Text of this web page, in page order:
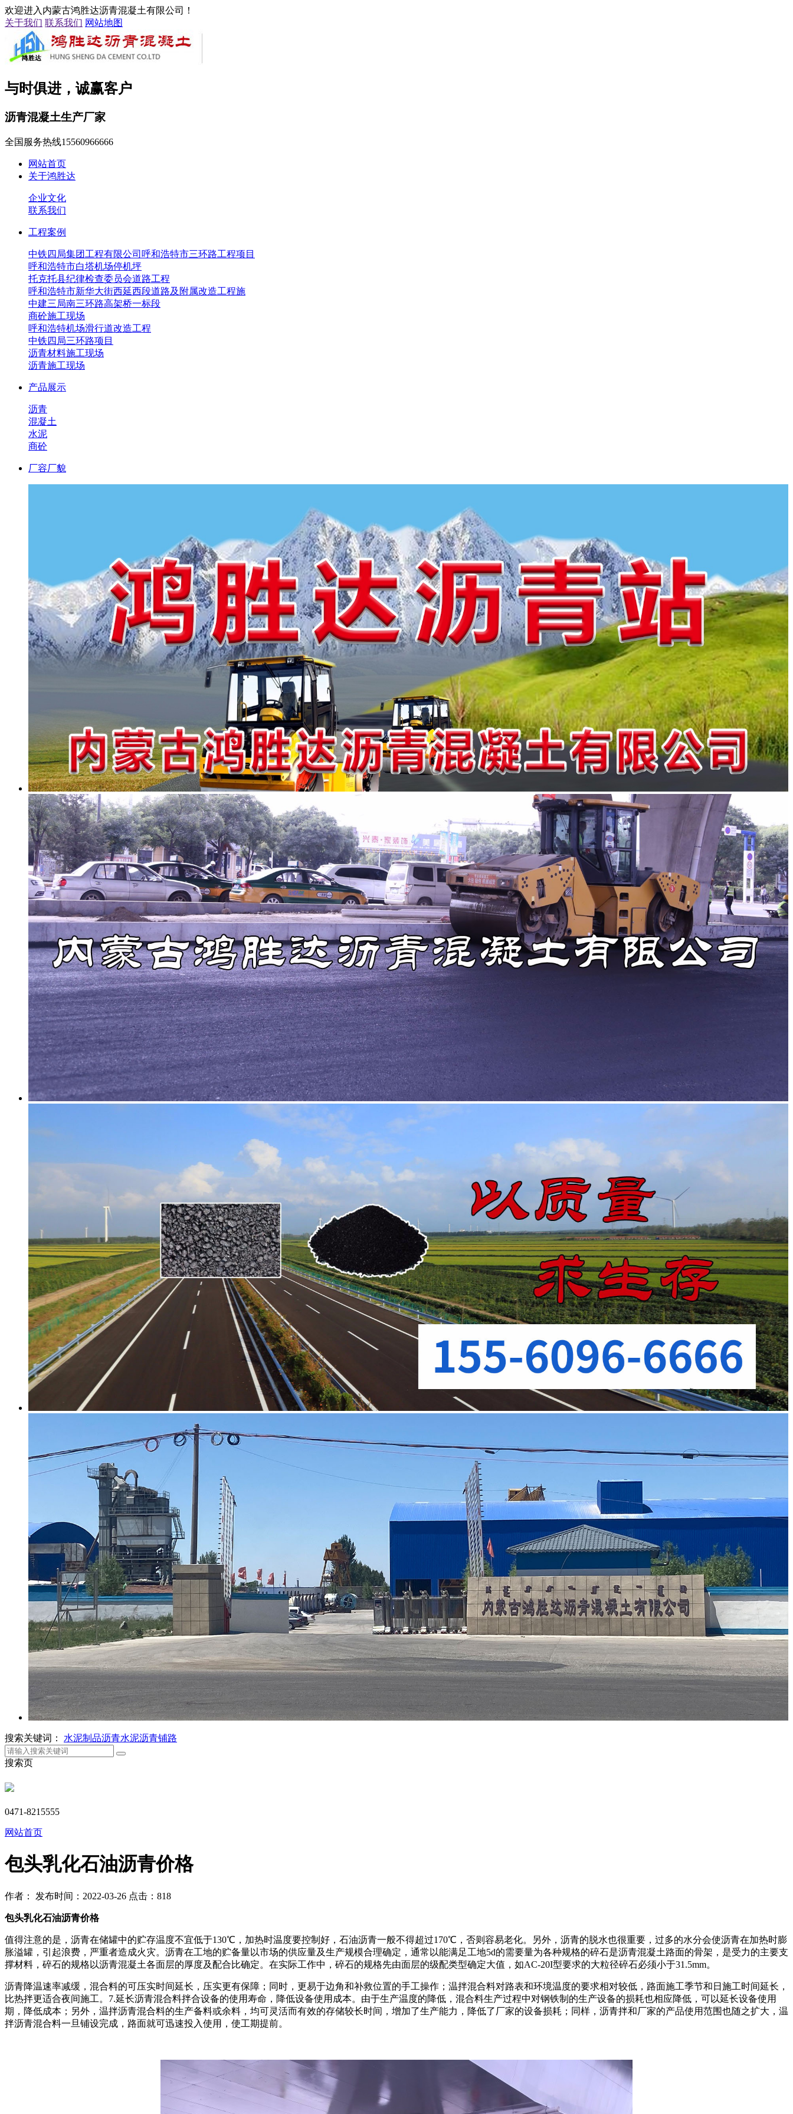
欢迎进入内蒙古鸿胜达沥青混凝土有限公司！
关于我们 联系我们 网站地图
与时俱进，诚赢客户
沥青混凝土生产厂家
全国服务热线15560966666
网站首页
关于鸿胜达
企业文化
联系我们
工程案例
中铁四局集团工程有限公司呼和浩特市三环路工程项目
呼和浩特市白塔机场停机坪
托克托县纪律检查委员会道路工程
呼和浩特市新华大街西延西段道路及附属改造工程施
中建三局南三环路高架桥一标段
商砼施工现场
呼和浩特机场滑行道改造工程
中铁四局三环路项目
沥青材料施工现场
沥青施工现场
产品展示
沥青
混凝土
水泥
商砼
厂容厂貌
搜索关键词： 水泥制品沥青水泥沥青铺路
搜索页
0471-8215555
网站首页
包头乳化石油沥青价格
作者： 发布时间：2022-03-26 点击：818
包头乳化石油沥青价格
值得注意的是，沥青在储罐中的贮存温度不宜低于130℃，加热时温度要控制好，石油沥青一般不得超过170℃，否则容易老化。另外，沥青的脱水也很重要，过多的水分会使沥青在加热时膨
胀溢罐，引起浪费，严重者造成火灾。沥青在工地的贮备量以市场的供应量及生产规模合理确定，通常以能满足工地5d的需要量为各种规格的碎石是沥青混凝土路面的骨架，是受力的主要支
撑材料，碎石的规格以沥青混凝土各面层的厚度及配合比确定。在实际工作中，碎石的规格先由面层的级配类型确定大值，如AC-20I型要求的大粒径碎石必须小于31.5mm。
沥青降温速率减缓，混合料的可压实时间延长，压实更有保障；同时，更易于边角和补救位置的手工操作；温拌混合料对路表和环境温度的要求相对较低，路面施工季节和日施工时间延长，
比热拌更适合夜间施工。7.延长沥青混合料拌合设备的使用寿命，降低设备使用成本。由于生产温度的降低，混合料生产过程中对钢铁制的生产设备的损耗也相应降低，可以延长设备使用
期，降低成本；另外，温拌沥青混合料的生产备料或余料，均可灵活而有效的存储较长时间，增加了生产能力，降低了厂家的设备损耗；同样，沥青拌和厂家的产品使用范围也随之扩大，温
拌沥青混合料一旦铺设完成，路面就可迅速投入使用，使工期提前。